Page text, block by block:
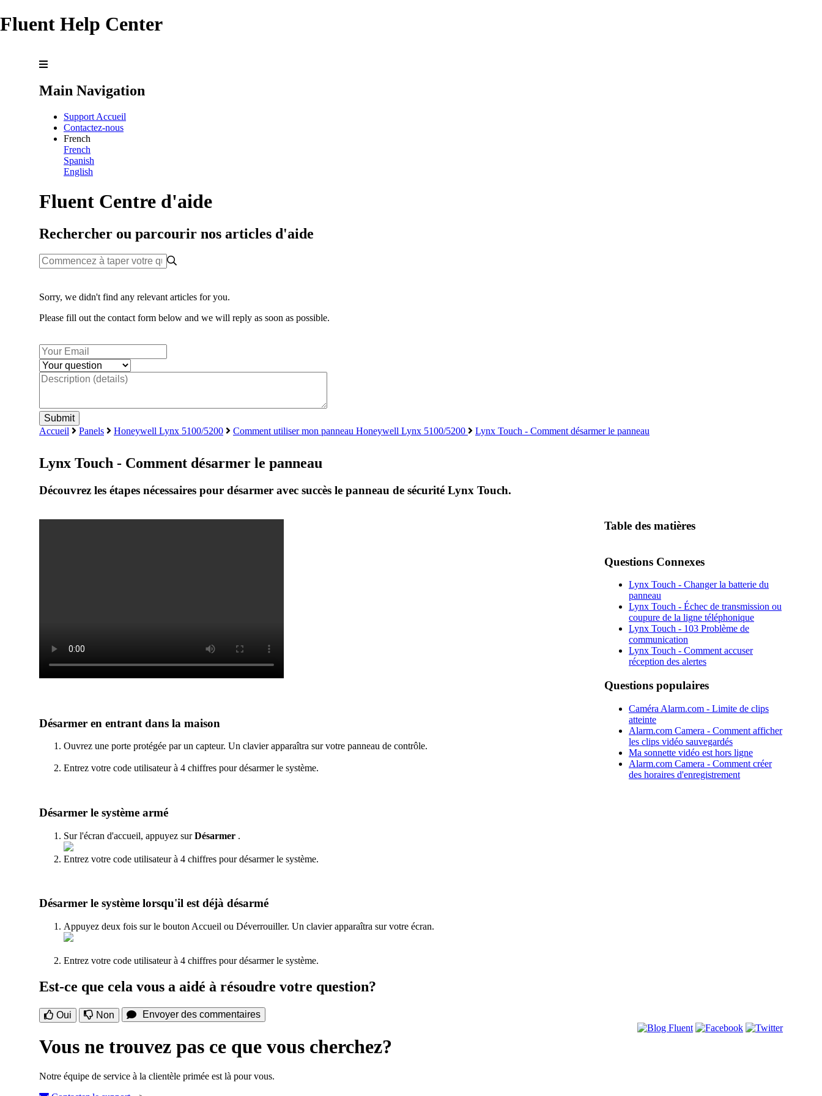
Fluent Help Center
Main Navigation
Support Accueil
Contactez-nous
French
French
Spanish
English
Fluent Centre d'aide
Rechercher ou parcourir nos articles d'aide
Sorry, we didn't find any relevant articles for you.
Please fill out the contact form below and we will reply as soon as possible.
Accueil Panels Honeywell Lynx 5100/5200 Comment utiliser mon panneau Honeywell Lynx 5100/5200 Lynx Touch - Comment désarmer le panneau
Lynx Touch - Comment désarmer le panneau
Découvrez les étapes nécessaires pour désarmer avec succès le panneau de sécurité Lynx Touch.
Désarmer en entrant dans la maison
Ouvrez une porte protégée par un capteur. Un clavier apparaîtra sur votre panneau de contrôle.
Entrez votre code utilisateur à 4 chiffres pour désarmer le système.
Désarmer le système armé
Sur l'écran d'accueil, appuyez surDésarmer .
Entrez votre code utilisateur à 4 chiffres pour désarmer le système.
Désarmer le système lorsqu'il est déjà désarmé
Appuyez deux fois sur le bouton Accueil ou Déverrouiller. Un clavier apparaîtra sur votre écran.
Entrez votre code utilisateur à 4 chiffres pour désarmer le système.
Est-ce que cela vous a aidé à résoudre votre question?
Oui Non Envoyer des commentaires
Table des matières
Questions Connexes
Lynx Touch - Changer la batterie du
panneau
Lynx Touch - Échec de transmission ou
coupure de la ligne téléphonique
Lynx Touch - 103 Problème de
communication
Lynx Touch - Comment accuser
réception des alertes
Questions populaires
Caméra Alarm.com - Limite de clips
atteinte
Alarm.com Camera - Comment afficher
les clips vidéo sauvegardés
Ma sonnette vidéo est hors ligne
Alarm.com Camera - Comment créer
des horaires d'enregistrement
Vous ne trouvez pas ce que vous cherchez?
Notre équipe de service à la clientèle primée est là pour vous.